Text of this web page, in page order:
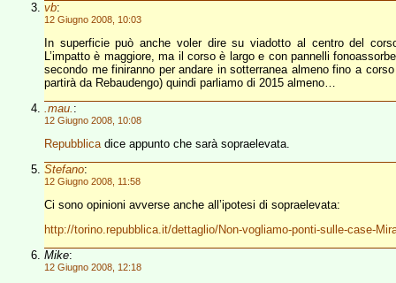
vb:
12 Giugno 2008, 10:03
In superficie può anche voler dire su viadotto al centro del
L’impatto è maggiore, ma il corso è largo e con pannelli
secondo me finiranno per andare in sotterranea almeno fino a
partirà da Rebaudengo) quindi parliamo di 2015 almeno…
.mau. :
12 Giugno 2008, 10:08
Repubblicadice appunto che sarà sopraelevata.
Stefano:
12 Giugno 2008, 11:58
Ci sono opinioni avverse anche all’ipotesi di sopraelevata:
http://torino.repubblica.it/dettaglio/Non-vogliamo-ponti-sulle-case-
Mike:
12 Giugno 2008, 12:18